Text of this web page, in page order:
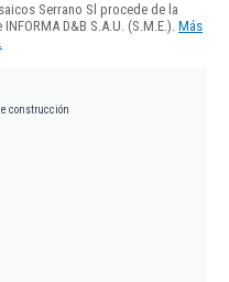
Serrano Sl procede de la
D&B S.A.U. (S.M.E.). Más
construcción